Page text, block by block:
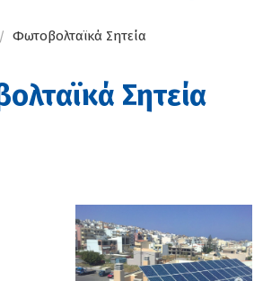
Εταιρεία
Υπηρεσίες
Online Προσφορές
Downloads
Φωτοβολταϊκά Σητεία
Σητεία